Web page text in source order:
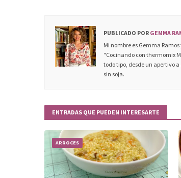
PUBLICADO POR GEMMA
Mi nombre es Gemma
"Cocinando con thermomix
todo tipo, desde un apertivo
sin soja.
ENTRADAS QUE PUEDEN INTERESARTE
ARROCES